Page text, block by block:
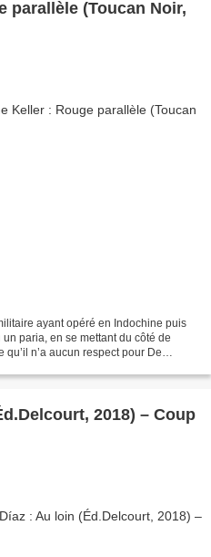
parallèle (Toucan Noir,
ayant opéré en Indochine puis
paria, en se mettant du côté de
qu’il n’a aucun respect pour De
2018) – Coup